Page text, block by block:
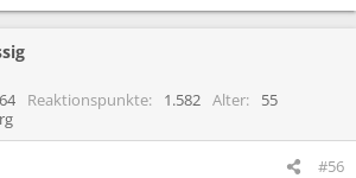
Reaktionspunkte 1.582 Alter
55
#56